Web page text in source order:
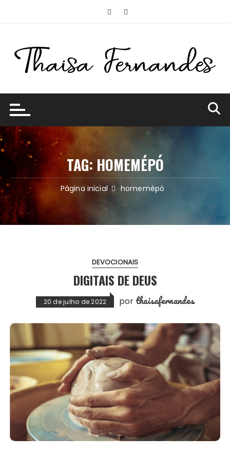
TAG: HOMEMÉPÓ
Página inicial homemépó
DEVOCIONAIS
DIGITAIS DE DEUS
20 de julho de 2022 por thaisafernandes